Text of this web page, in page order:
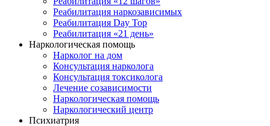
Реабилитация наркозависимых
Реабилитация Day Top
Реабилитация «21 день»
Наркологическая помощь
Нарколог на дом
Консультация нарколога
Консультация токсиколога
Лечение созависимости
Наркологическая помощь
Наркологический центр
Психиатрия